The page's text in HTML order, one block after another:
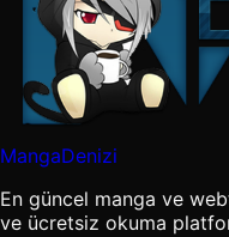
MangaDenizi
En güncel manga ve
ve ücretsiz okuma